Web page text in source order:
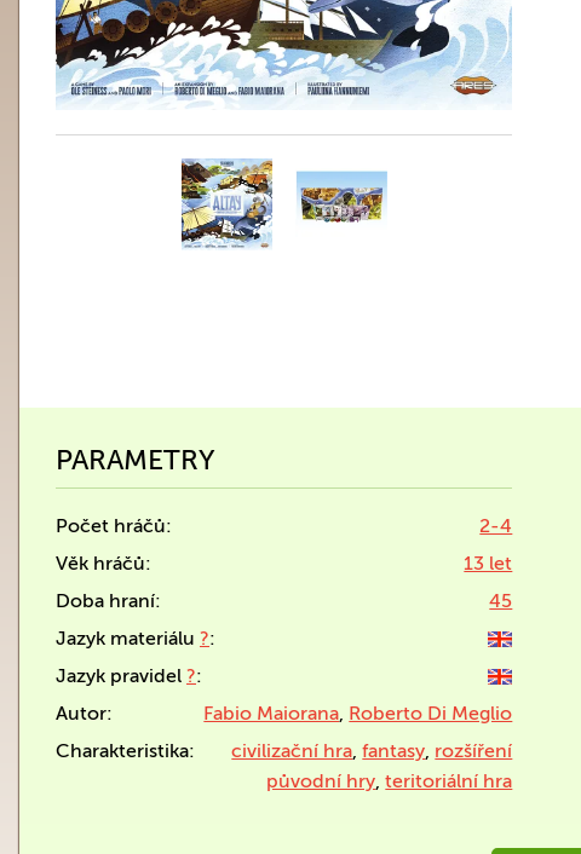
PARAMETRY
Počet hráčů:
2-4
Věk hráčů:
13 let
Doba hraní:
45
Jazyk materiálu ?:
Jazyk pravidel ?:
Autor:
Fabio Maiorana, Roberto Di Meglio
Charakteristika:
civilizační hra,fantasy, rozšíření
původní hry,teritoriální hra